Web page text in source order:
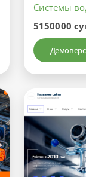
Системы
5150000